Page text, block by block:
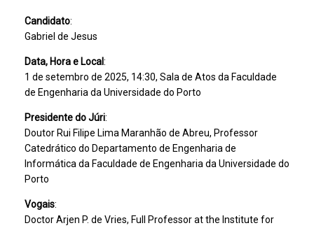
Candidato:
Gabriel de Jesus
Data, Hora e Local:
1 de setembro de 2025, 14:30, Sala de Atos da Faculdade
de Engenharia da Universidade do Porto
Presidente do Júri:
Doutor Rui Filipe Lima Maranhão de Abreu, Professor
Catedrático do Departamento de Engenharia de
Informática da Faculdade de Engenharia da Universidade do
Porto
Vogais:
Doctor Arjen P. de Vries, Full Professor at the Institute for